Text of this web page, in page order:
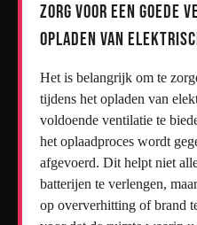
Zorg voor een goede
opladen van
Het is belangrijk om te
tijdens het opladen van
voldoende ventilatie te
het oplaadproces wordt
afgevoerd. Dit helpt niet
batterijen te verlengen,
op oververhitting of brand